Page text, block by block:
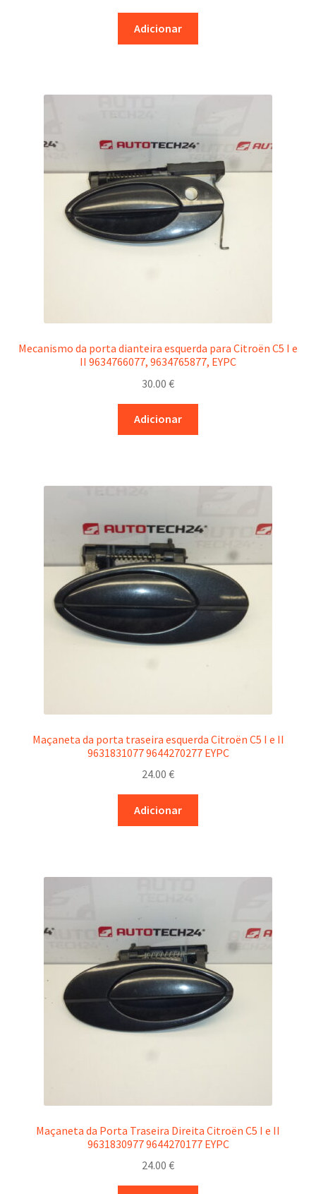
Adicionar
Mecanismo da porta dianteira esquerda para Citroën C5 I e
II 9634766077, 9634765877, EYPC
30.00 €
Adicionar
Maçaneta da porta traseira esquerda Citroën C5 I e II
9631831077 9644270277 EYPC
24.00 €
Adicionar
Maçaneta da Porta Traseira Direita Citroën C5 I e II
9631830977 9644270177 EYPC
24.00 €